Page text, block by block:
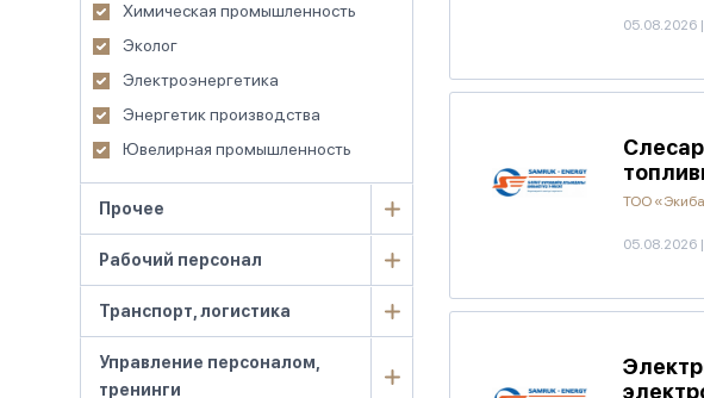
Химическая промышленность
Эколог
Электроэнергетика
Энергетик производства
Ювелирная промышленность
Прочее
Рабочий персонал
Транспорт, логистика
Управление персоналом,
тренинги
05.08.2026 |
ТОО
05.08.2026 |